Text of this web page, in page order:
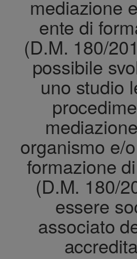
mediazione
ente di
(D.M. 180/
possibile
uno studio
organismo e/
formazione
(D.M. 180/
essere
associato